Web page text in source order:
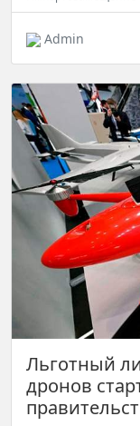
Admin
Льготный
дронов